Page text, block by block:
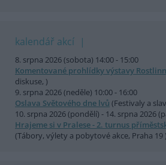
kalendář akcí
8. srpna 2026 (sobota) 14:00 - 15:00
Komentované prohlídky výstavy
diskuse, )
9. srpna 2026 (neděle) 10:00 - 16:00
Oslava Světového dne lvů (Festivaly a
10. srpna 2026 (pondělí) - 14. srpna 2026
Hrajeme si v Pralese - 2. turnus
(Tábory, výlety a pobytové akce, Praha 19 )